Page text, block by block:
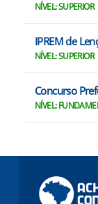
NÍVEL: SUPERIOR
IPREM de
NÍVEL: SUPERIOR
Concurso
NÍVEL: